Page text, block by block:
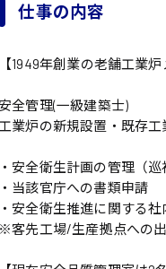
仕事の内容
【1949年創業の老舗工業炉
全管理(一級建築士)
工業炉の新規設置・既存
・安全衛生計画の管理（巡
・当該官庁への書類申請
・安全衛生推進に関する
※客先工場/生産拠点への